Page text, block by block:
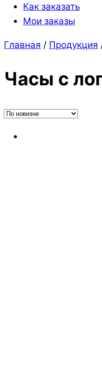
Как заказать
Мои заказы
Close
Close
Главная / Продукция
Часы c